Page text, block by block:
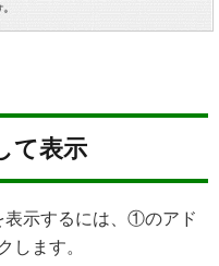
て表示
表示するには、①のアド
します。